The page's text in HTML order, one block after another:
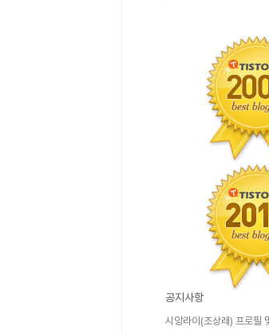
공지사항
시앙라이(조상래) 프로필